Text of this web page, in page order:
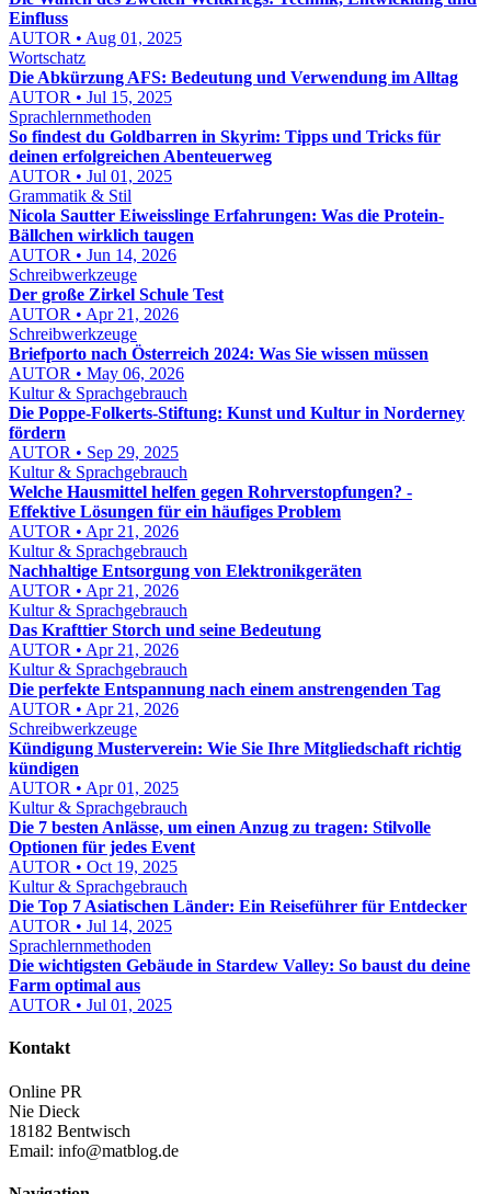
Einfluss
AUTOR • Aug 01, 2025
Wortschatz
Die Abkürzung AFS: Bedeutung und Verwendung im Alltag
AUTOR • Jul 15, 2025
Sprachlernmethoden
So findest du Goldbarren in Skyrim: Tipps und Tricks für
deinen erfolgreichen Abenteuerweg
AUTOR • Jul 01, 2025
Grammatik & Stil
Nicola Sautter Eiweisslinge Erfahrungen: Was die Protein-
Bällchen wirklich taugen
AUTOR • Jun 14, 2026
Schreibwerkzeuge
Der große Zirkel Schule Test
AUTOR • Apr 21, 2026
Schreibwerkzeuge
Briefporto nach Österreich 2024: Was Sie wissen müssen
AUTOR • May 06, 2026
Kultur & Sprachgebrauch
Die Poppe-Folkerts-Stiftung: Kunst und Kultur in Norderney
fördern
AUTOR • Sep 29, 2025
Kultur & Sprachgebrauch
Welche Hausmittel helfen gegen Rohrverstopfungen? -
Effektive Lösungen für ein häufiges Problem
AUTOR • Apr 21, 2026
Kultur & Sprachgebrauch
Nachhaltige Entsorgung von Elektronikgeräten
AUTOR • Apr 21, 2026
Kultur & Sprachgebrauch
Das Krafttier Storch und seine Bedeutung
AUTOR • Apr 21, 2026
Kultur & Sprachgebrauch
Die perfekte Entspannung nach einem anstrengenden Tag
AUTOR • Apr 21, 2026
Schreibwerkzeuge
Kündigung Musterverein: Wie Sie Ihre Mitgliedschaft richtig
kündigen
AUTOR • Apr 01, 2025
Kultur & Sprachgebrauch
Die 7 besten Anlässe, um einen Anzug zu tragen: Stilvolle
Optionen für jedes Event
AUTOR • Oct 19, 2025
Kultur & Sprachgebrauch
Die Top 7 Asiatischen Länder: Ein Reiseführer für Entdecker
AUTOR • Jul 14, 2025
Sprachlernmethoden
Die wichtigsten Gebäude in Stardew Valley: So baust du deine
Farm optimal aus
AUTOR • Jul 01, 2025
Kontakt
Online PR
Nie Dieck
18182 Bentwisch
Email: info@matblog.de